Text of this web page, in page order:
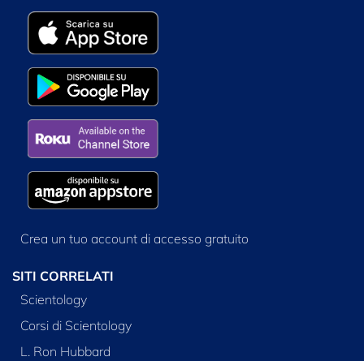
Crea un tuo account di accesso gratuito
SITI CORRELATI
Scientology
Corsi di Scientology
L. Ron Hubbard